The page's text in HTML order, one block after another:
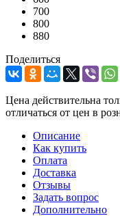
700
800
880
Поделиться
Цена действительна
отличаться от цен в
Описание
Как купить
Оплата
Доставка
Отзывы
Задать вопрос
Дополнительно